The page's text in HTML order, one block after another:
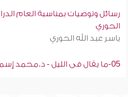
رسائل وتوصيات بمناسبة العام
الحوري
ياسر عبد الله الحوري
05-ما يقال فى الليل - د.محمد إسماعيل المقدم